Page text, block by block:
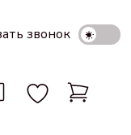
звонок